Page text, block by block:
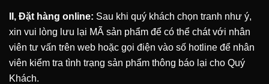
II, Đặt hàng online: Sau khi quý khách chọn tranh như ý,
xin vui lòng lưu lại MÃ sản phẩm để có thể chát với nhân
viên tư vấn trên web hoặc gọi điện vào số hotline để nhân
viên kiểm tra tình trạng sản phẩm thông báo lại cho Quý
Khách.